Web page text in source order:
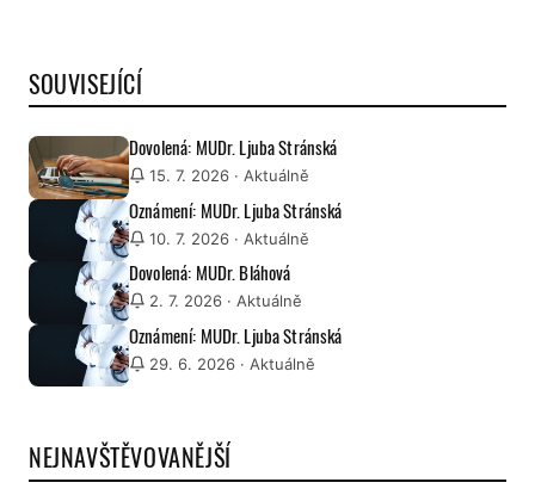
SOUVISEJÍCÍ
Dovolená: MUDr. Ljuba Stránská
15. 7. 2026 · Aktuálně
Oznámení: MUDr. Ljuba Stránská
10. 7. 2026 · Aktuálně
Dovolená: MUDr. Bláhová
2. 7. 2026 · Aktuálně
Oznámení: MUDr. Ljuba Stránská
29. 6. 2026 · Aktuálně
NEJNAVŠTĚVOVANĚJŠÍ